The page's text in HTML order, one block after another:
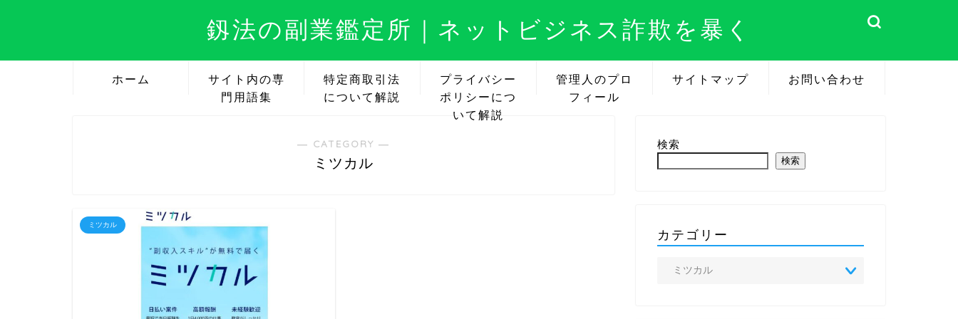
釼法の副業鑑定所｜ネットビジネス詐欺を暴く
ホーム
サイト内の専
門用語集
特定商取引法
について解説
プライバシー
ポリシーにつ
いて解説
管理人のプロ
フィール
サイトマップ お問い合わせ
― CATEGORY ―
ミツカル
ミツカル
検索
検索
カテゴリー